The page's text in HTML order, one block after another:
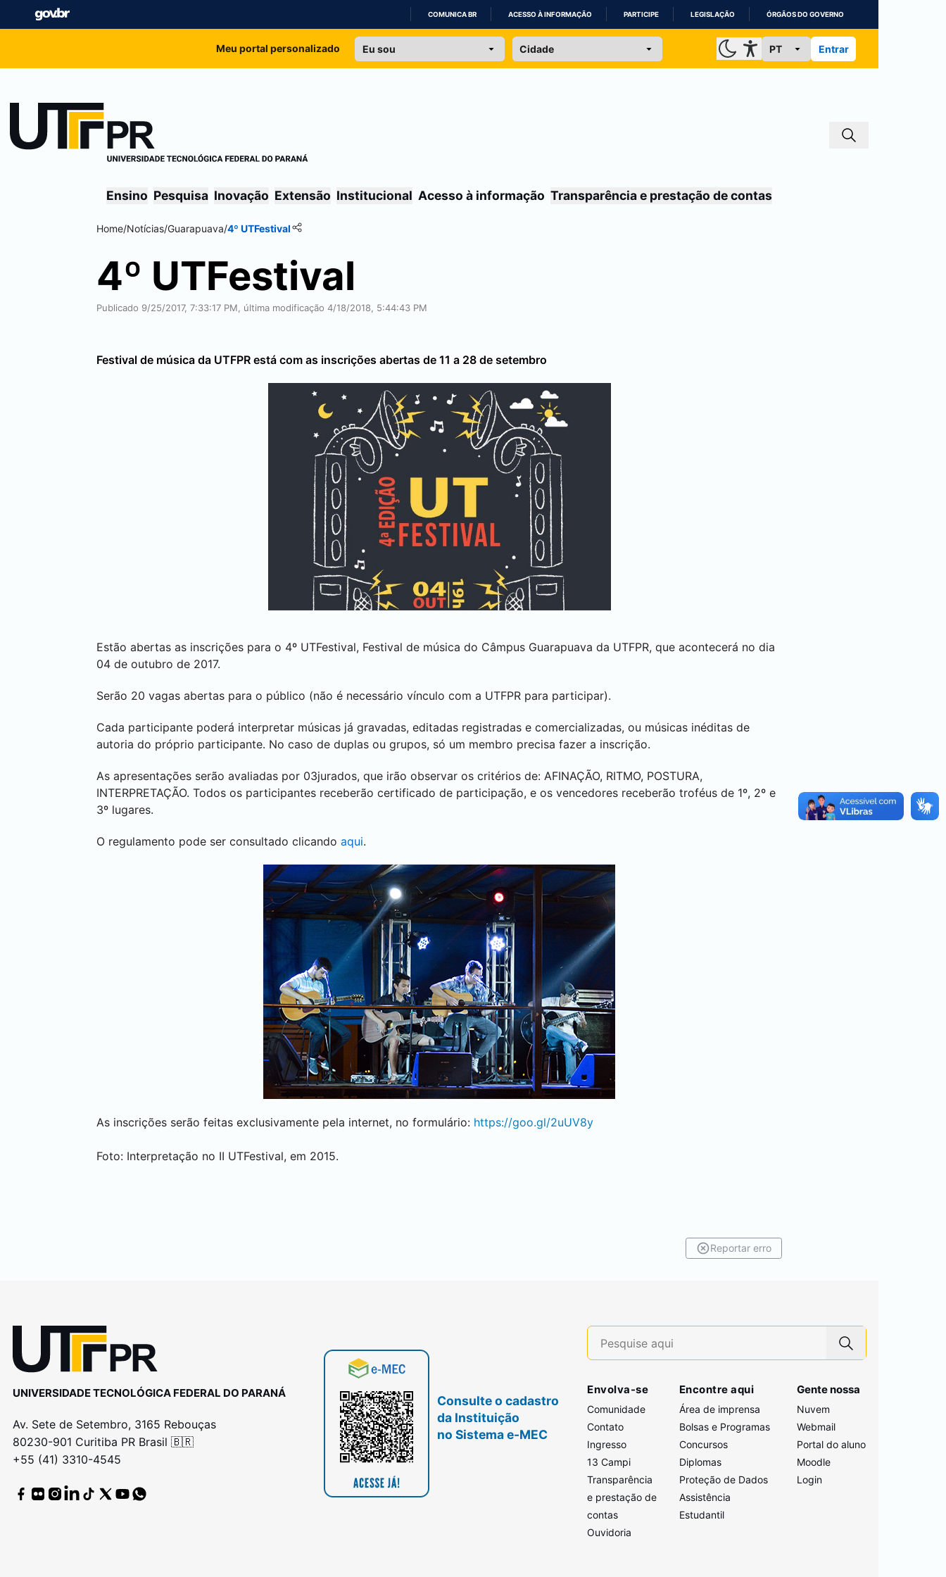
IR
COMUNICA BR ACESSO À INFORMAÇÃO PARTICIPE LEGISLAÇÃO ÓRGÃOS DO GOVERNO
Meu portal personalizado Entrar
Ensino Pesquisa Inovação Extensão Institucional Acesso à informação Transparência e prestação de contas
Home/Notícias/Guarapuava/4º UTFestival
4º UTFestival
Publicado 9/25/2017, 7:33:17 PM, última modificação 4/18/2018, 5:44:43 PM
Festival de música da UTFPR está com as inscrições abertas de 11 a 28 de setembro
Estão abertas as inscrições para o 4º UTFestival, Festival de música do Câmpus Guarapuava da UTFPR, que acontecerá no dia
04 de outubro de 2017.
Serão 20 vagas abertas para o público (não é necessário vínculo com a UTFPR para participar).
Cada participante poderá interpretar músicas já gravadas, editadas registradas e comercializadas, ou músicas inéditas de
autoria do próprio participante. No caso de duplas ou grupos, só um membro precisa fazer a inscrição.
As apresentações serão avaliadas por 03jurados, que irão observar os critérios de: AFINAÇÃO, RITMO, POSTURA,
INTERPRETAÇÃO. Todos os participantes receberão certificado de participação, e os vencedores receberão troféus de 1º, 2º e
3º lugares.
O regulamento pode ser consultado clicando aqui.
As inscrições serão feitas exclusivamente pela internet, no formulário: https://goo.gl/2uUV8y
Foto: Interpretação no II UTFestival, em 2015.
Reportar erro
UNIVERSIDADE TECNOLÓGICA FEDERAL DO PARANÁ
Av. Sete de Setembro, 3165 Rebouças
80230-901 Curitiba PR Brasil 🇧🇷
+55 (41) 3310-4545
Consulte o cadastro
da Instituição
no Sistema e-MEC
Envolva-se
Comunidade
Contato
Ingresso
13 Campi
Transparência
e prestação de
contas
Ouvidoria
Encontre aqui
Área de imprensa
Bolsas e Programas
Concursos
Diplomas
Proteção de Dados
Assistência
Estudantil
Gente nossa
Nuvem
Webmail
Portal do aluno
Moodle
Login